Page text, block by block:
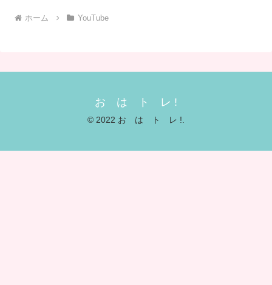
ホーム YouTube
お は ト レ !
© 2022 お は ト レ !.